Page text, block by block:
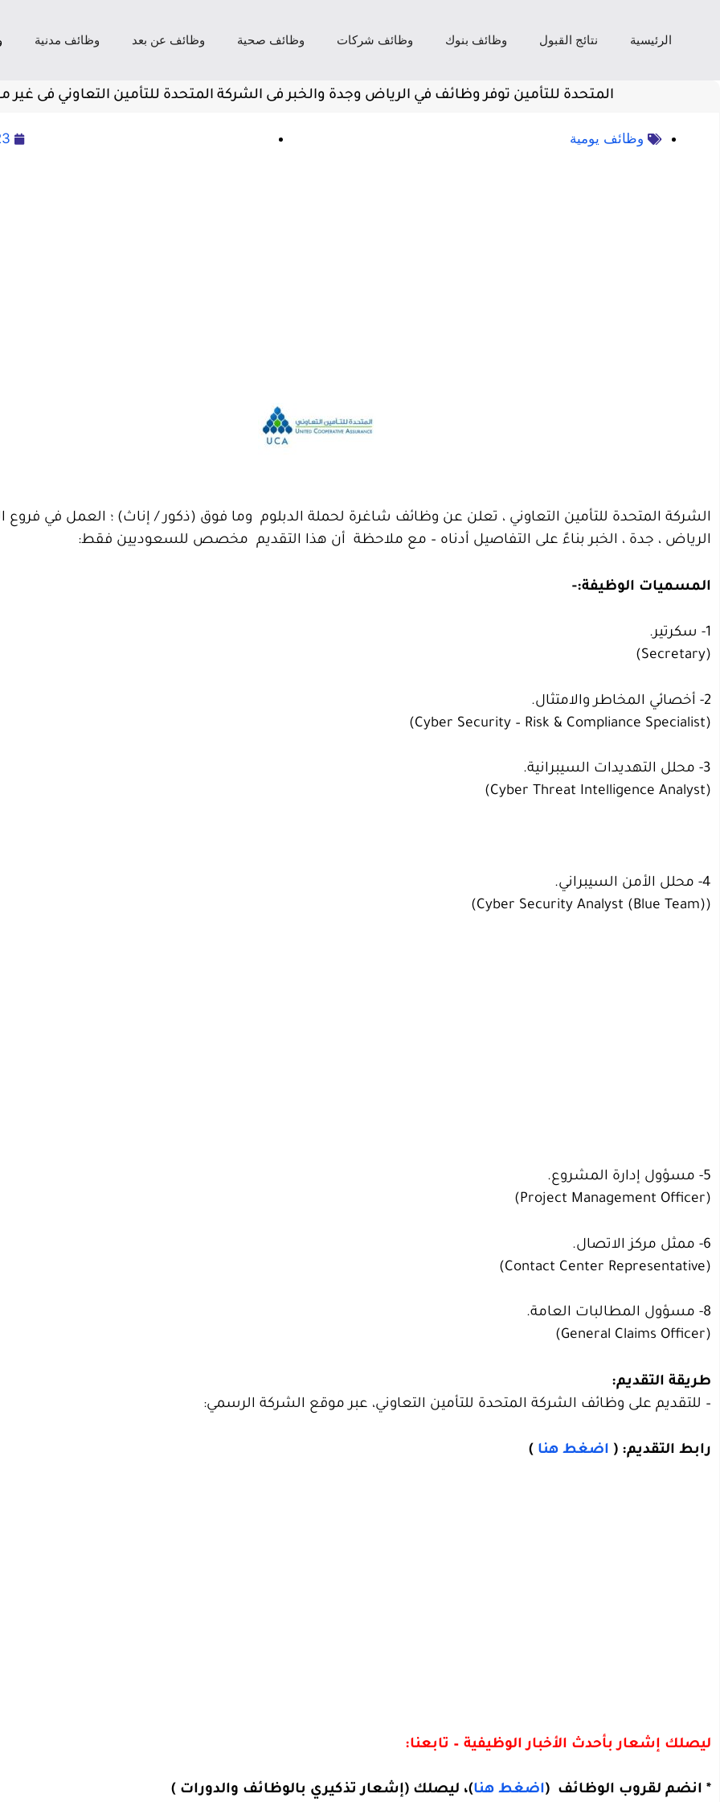
الرئيسية نتائج القبول وظائف بنوك وظائف شركات وظائف صحية وظائف عن بعد وظائف مدنية
المتحدة للتأمين توفر وظائف في الرياض وجدة والخبر فى الشركة المتحدة للتأمين التعاوني فى غير
وظائف يومية
الشركة المتحدة للتأمين التعاوني ، تعلن عن وظائف شاغرة لحملة الدبلوم وما فوق (ذكور / إناث) ؛ العمل في فروع
الرياض ، جدة ، الخبر بناءً على التفاصيل أدناه – مع ملاحظة أن هذا التقديم مخصص للسعوديين فقط:
المسميات الوظيفة:-
1- سكرتير.
(Secretary)
2- أخصائي المخاطر والامتثال.
(Cyber Security – Risk & Compliance Specialist)
3- محلل التهديدات السيبرانية.
(Cyber Threat Intelligence Analyst)
4- محلل الأمن السيبراني.
(Cyber Security Analyst (Blue Team))
5- مسؤول إدارة المشروع.
(Project Management Officer)
6- ممثل مركز الاتصال.
(Contact Center Representative)
8- مسؤول المطالبات العامة.
(General Claims Officer)
طريقة التقديم:
– للتقديم على وظائف الشركة المتحدة للتأمين التعاوني، عبر موقع الشركة الرسمي:
رابط التقديم: ( اضغط هنا )
ليصلك إشعار بأحدث الأخبار الوظيفية – تابعنا:
* انضم لقروب الوظائف (اضغط هنا)، ليصلك (إشعار تذكيري بالوظائف والدورات )